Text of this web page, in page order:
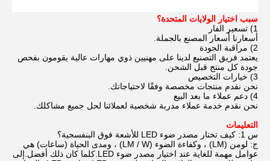
سبب اختيار الولايات المتحدة؟
1) تسعير الفار
أسعارنا أسعار المصنع بالجملة.
2) مراقبة الجودة
يعتمد فريق التصنيع لدينا على مهنيين ذوي مهارات عالية يقومون بفحص
جودة كل منتج قبل الشحن.
3) خيارات التخصيص
نحن نقدم منتجات مخصصة وفقًا لاحتياجاتك.
4) دعم عملاء ما بعد البيع
نحن نقدم خدمة عملاء مدربة شخصية لعملائنا لحل جميع مشاكلك.
التعليمات
س 1:
كيف تختار مصدر ضوء LED للأشعة فوق البنفسجية؟
ج: لومن (LM) ، وكفاءة الضوء (LM / W) ، ومدى الحياة (ساعات) هي
عوامل مهمة للغاية عند اختيار مصدر ضوء LED.كلما كان ذلك أفضل.إلى